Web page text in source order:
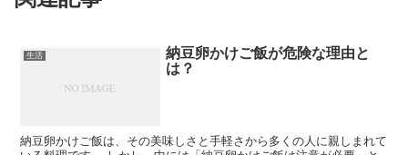
生活
納豆卵かけご飯が危険な理由と
は？
納豆卵かけご飯は、その美味しさと手軽さから多くの人に親しまれて